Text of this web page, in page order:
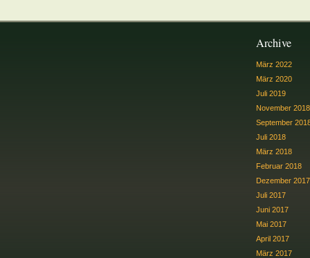
Archive
März 2022
März 2020
Juli 2019
November 2018
September
Juli 2018
März 2018
Februar 2018
Dezember 2017
Juli 2017
Juni 2017
Mai 2017
April 2017
März 2017